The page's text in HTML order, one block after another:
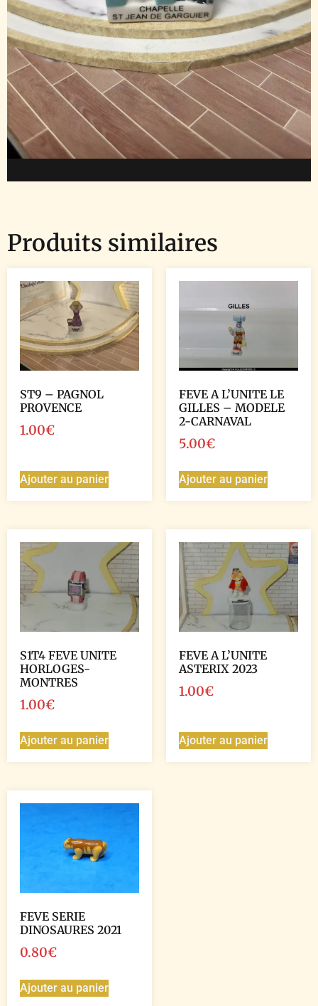
Produits similaires
ST9 – PAGNOL
PROVENCE
1.00€
Ajouter au panier
FEVE A L’UNITE LE
GILLES – MODELE
2-CARNAVAL
5.00€
Ajouter au panier
S1T4 FEVE UNITE
HORLOGES-
MONTRES
1.00€
Ajouter au panier
FEVE A L’UNITE
ASTERIX 2023
1.00€
Ajouter au panier
FEVE SERIE
DINOSAURES 2021
0.80€
Ajouter au panier